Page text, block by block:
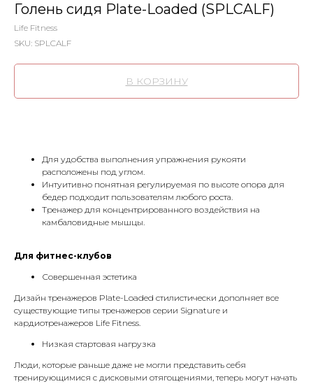
Голень сидя Plate-Loaded (SPLCALF)
Life Fitness
SKU: SPLCALF
В КОРЗИНУ
Для удобства выполнения упражнения рукояти
расположены под углом.
Интуитивно понятная регулируемая по высоте опора для
бедер подходит пользователям любого роста.
Тренажер для концентрированного воздействия на
камбаловидные мышцы.
Для фитнес-клубов
Совершенная эстетика
Дизайн тренажеров Plate-Loaded стилистически дополняет все
существующие типы тренажеров серии Signature и
кардиотренажеров Life Fitness.
Низкая стартовая нагрузка
Люди, которые раньше даже не могли представить себя
тренирующимися с дисковыми отягощениями, теперь могут начать